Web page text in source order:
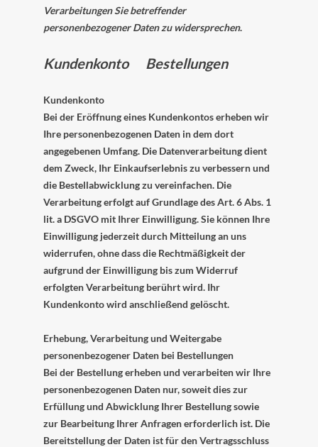
Verarbeitungen Sie betreffender
personenbezogener Daten zu widersprechen.
Kundenkonto Bestellungen
Kundenkonto
Bei der Eröffnung eines Kundenkontos erheben wir
Ihre personenbezogenen Daten in dem dort
angegebenen Umfang. Die Datenverarbeitung dient
dem Zweck, Ihr Einkaufserlebnis zu verbessern und
die Bestellabwicklung zu vereinfachen. Die
Verarbeitung erfolgt auf Grundlage des Art. 6 Abs. 1
lit. a DSGVO mit Ihrer Einwilligung. Sie können Ihre
Einwilligung jederzeit durch Mitteilung an uns
widerrufen, ohne dass die Rechtmäßigkeit der
aufgrund der Einwilligung bis zum Widerruf
erfolgten Verarbeitung berührt wird. Ihr
Kundenkonto wird anschließend gelöscht.
Erhebung, Verarbeitung und Weitergabe
personenbezogener Daten bei Bestellungen
Bei der Bestellung erheben und verarbeiten wir Ihre
personenbezogenen Daten nur, soweit dies zur
Erfüllung und Abwicklung Ihrer Bestellung sowie
zur Bearbeitung Ihrer Anfragen erforderlich ist. Die
Bereitstellung der Daten ist für den Vertragsschluss